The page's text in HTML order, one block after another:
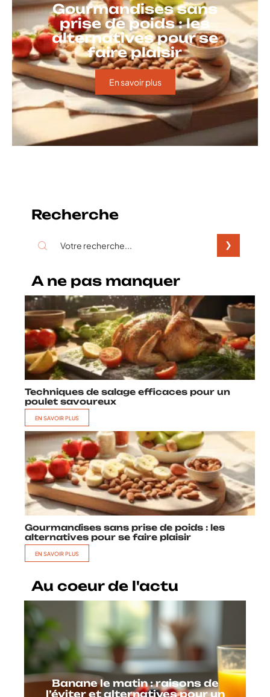
Gourmandises sans
prise de poids : les
alternatives pour se
faire plaisir
En savoir plus
Recherche
A ne pas manquer
Techniques de salage efficaces pour un
poulet savoureux
EN SAVOIR PLUS
Gourmandises sans prise de poids : les
alternatives pour se faire plaisir
EN SAVOIR PLUS
Au coeur de l'actu
Banane le matin : raisons de
l’éviter et alternatives pour un